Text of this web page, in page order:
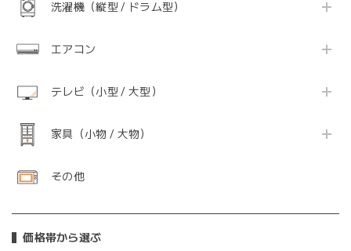
洗濯機（縦型 / ドラム型）
エアコン
テレビ（小型 / 大型）
家具（小物 / 大物）
その他
価格帯から選ぶ